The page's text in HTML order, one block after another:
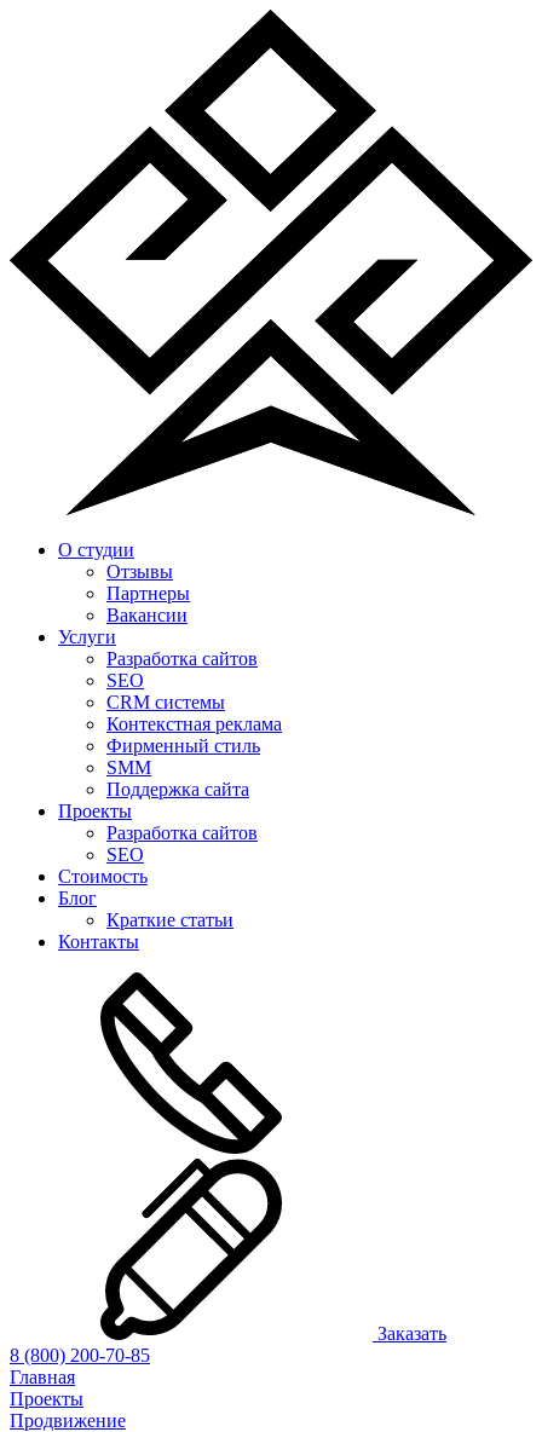
О студии
Отзывы
Партнеры
Вакансии
Услуги
Разработка сайтов
SEO
CRM системы
Контекстная реклама
Фирменный стиль
SMM
Поддержка сайта
Проекты
Разработка сайтов
SEO
Стоимость
Блог
Краткие статьи
Контакты
Заказать
8 (800) 200-70-85
Главная
Проекты
Продвижение